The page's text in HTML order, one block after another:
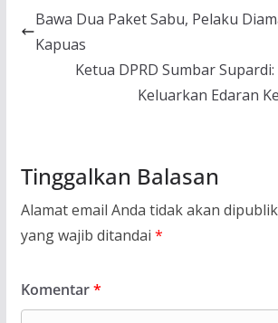
Bawa Dua Paket Sabu, Pelaku
Kapuas
Ketua DPRD Sumbar
Keluarkan Edaran
Tinggalkan Balasan
Alamat email Anda tidak akan
yang wajib ditandai *
Komentar*